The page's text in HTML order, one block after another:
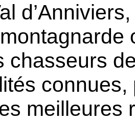
chasseurs
meilleures